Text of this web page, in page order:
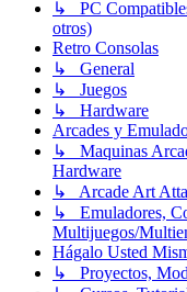
↳ PC
otros)
Retro Consolas
↳ General
↳ Juegos
↳ Hardware
Arcades y
↳ Maquinas
Hardware
↳ Arcade Art
↳ Emuladores,
Multijuegos/
Hágalo Usted
↳ Proyectos,